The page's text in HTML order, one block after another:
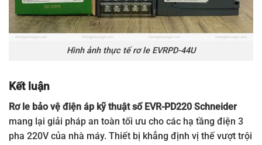
Hình ảnh thực tế rơ le EVRPD-44U
Kết luận
Rơ le bảo vệ điện áp kỹ thuật số EVR-PD220 Schneider
mang lại giải pháp an toàn tối ưu cho các hạ tầng điện 3
pha 220V của nhà máy. Thiết bị khẳng định vị thế vượt trội